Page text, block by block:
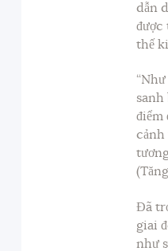
dẫn
được
thế
sanh
điểm
cảnh
Đã
giai
như